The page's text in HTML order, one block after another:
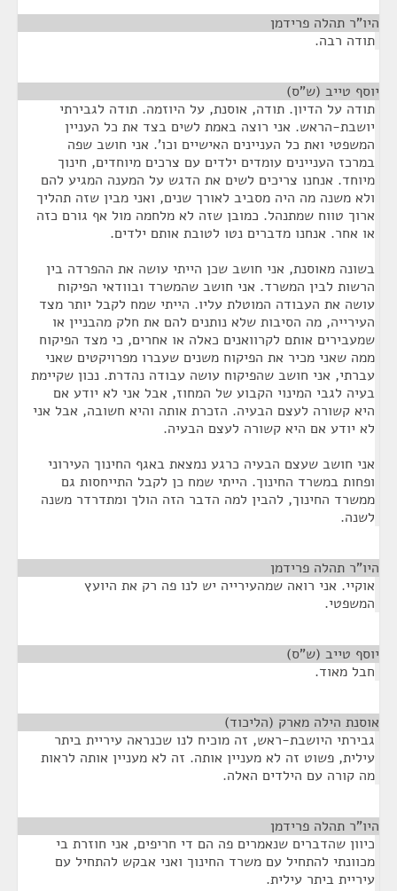
היו"ר תהלה פרידמן
תודה רבה.
יוסף טייב (ש"ס)
תודה על הדיון. תודה, אוסנת, על היוזמה. תודה לגבירתי
יושבת-הראש. אני רוצה באמת לשים בצד את כל העניין
המשפטי ואת כל העניינים האישיים וכו'. אני חושב שפה
במרכז העניינים עומדים ילדים עם צרכים מיוחדים, חינוך
מיוחד. אנחנו צריכים לשים את הדגש על המענה המגיע להם
ולא משנה מה היה מסביב לאורך שנים, ואני מבין שזה תהליך
ארוך טווח שמתנהל. כמובן שזה לא מלחמה מול אף גורם כזה
או אחר. אנחנו מדברים נטו לטובת אותם ילדים.
בשונה מאוסנת, אני חושב שכן הייתי עושה את ההפרדה בין
הרשות לבין המשרד. אני חושב שהמשרד ובוודאי הפיקוח
עושה את העבודה המוטלת עליו. הייתי שמח לקבל יותר מצד
העירייה, מה הסיבות שלא נותנים להם את חלק מהבניין או
שמעבירים אותם לקרוואנים כאלה או אחרים, כי מצד הפיקוח
ממה שאני מכיר את הפיקוח משנים שעברו מפרויקטים שאני
עברתי, אני חושב שהפיקוח עושה עבודה נהדרת. נכון שקיימת
בעיה לגבי המינוי הקבוע של המחוז, אבל אני לא יודע אם
היא קשורה לעצם הבעיה. הזכרת אותה והיא חשובה, אבל אני
לא יודע אם היא קשורה לעצם הבעיה.
אני חושב שעצם הבעיה כרגע נמצאת באגף החינוך העירוני
ופחות במשרד החינוך. הייתי שמח כן לקבל התייחסות גם
ממשרד החינוך, להבין למה הדבר הזה הולך ומתדרדר משנה
לשנה.
היו"ר תהלה פרידמן
אוקיי. אני רואה שמהעירייה יש לנו פה רק את היועץ
המשפטי.
יוסף טייב (ש"ס)
חבל מאוד.
אוסנת הילה מארק (הליכוד)
גבירתי היושבת-ראש, זה מוכיח לנו שכנראה עיריית ביתר
עילית, פשוט זה לא מעניין אותה. זה לא מעניין אותה לראות
מה קורה עם הילדים האלה.
היו"ר תהלה פרידמן
כיוון שהדברים שנאמרים פה הם די חריפים, אני חוזרת בי
מכוונתי להתחיל עם משרד החינוך ואני אבקש להתחיל עם
עיריית ביתר עילית.